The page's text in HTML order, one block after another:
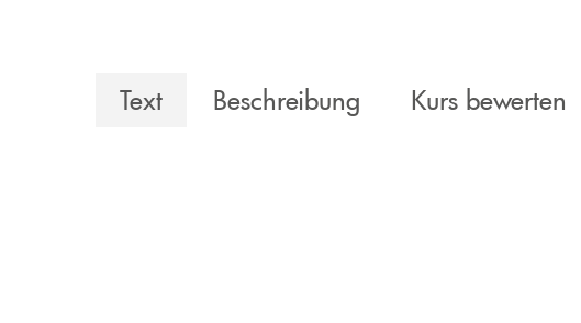
Text Beschreibung Kurs bewerten